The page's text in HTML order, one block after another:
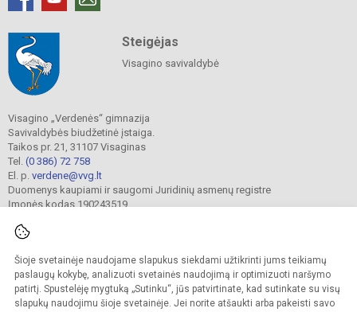
Šioje svetainėje naudojame slapukus siekdami užtikrinti jums teikiamų
paslaugų kokybę, analizuoti svetainės naudojimą ir optimizuoti naršymo
patirtį. Spustelėję mygtuką „Sutinku“, jūs patvirtinate, kad sutinkate su visų
slapukų naudojimu šioje svetainėje. Jei norite atšaukti arba pakeisti savo
Steigėjas
Visagino savivaldybė
Visagino „Verdenės“ gimnazija
Savivaldybės biudžetinė įstaiga.
Taikos pr. 21, 31107 Visaginas
Tel. (0 386) 72 758
El. p. verdene@vvg.lt
Duomenys kaupiami ir saugomi Juridinių asmenų registre
Įmonės kodas 190243519
© 2022. Visagino „Verdenės“ gimnazija. Visos teisės saugomos.
Kopijuoti turinį be raštiško gimnazijos sutikimo griežtai draudžiama.
Versija neįgaliesiems Slapukų valdymas